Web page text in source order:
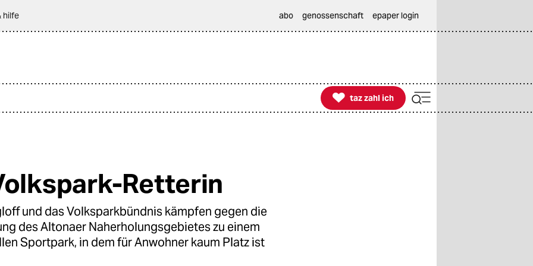
hilfe abo genossenschaft epaper login

taz zahl ich
taz zahl ich
Retterin
und das Volksparkbündnis kämpfen gegen die
des Altonaer Naherholungsgebietes zu einem
Sportpark, in dem für Anwohner kaum Platz ist